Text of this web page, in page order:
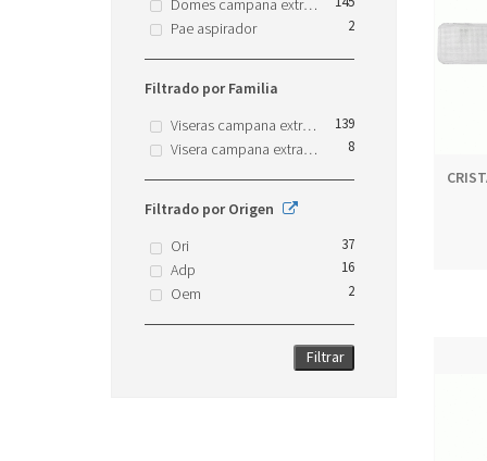
Domes campana extractora
Pae aspirador 2
Filtrado por Familia
Viseras campana extractora
139
Visera campana extractora 8
Filtrado por Origen
Ori
37
Adp 16
Oem 2
Filtrar